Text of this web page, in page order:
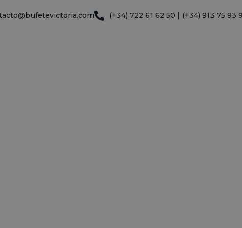
(+34) 722 61 62 50 | (+34) 913 75 93